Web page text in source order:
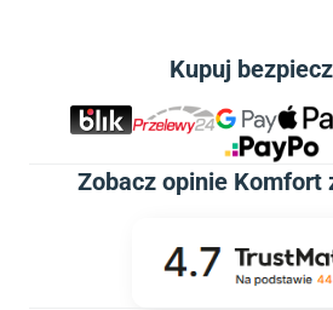
Kupuj
Zobacz opinie Komfort